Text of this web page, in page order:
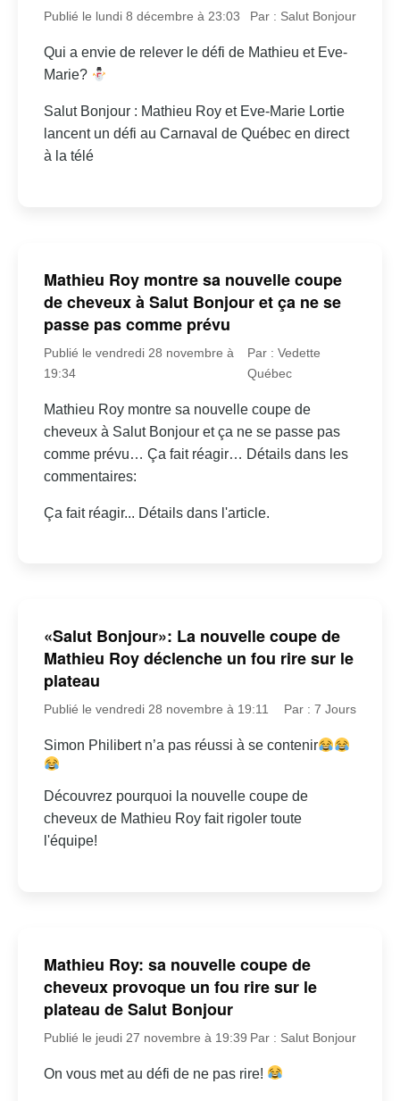
Publié le lundi 8 décembre à 23:03 Par : Salut Bonjour
Qui a envie de relever le défi de Mathieu et Eve-
Marie?
Salut Bonjour : Mathieu Roy et Eve-Marie Lortie
lancent un défi au Carnaval de Québec en direct
à la télé
Mathieu Roy montre sa nouvelle coupe
de cheveux à Salut Bonjour et ça ne se
passe pas comme prévu
Publié le vendredi 28 novembre à
19:34
Par : Vedette
Québec
Mathieu Roy montre sa nouvelle coupe de
cheveux à Salut Bonjour et ça ne se passe pas
comme prévu… Ça fait réagir… Détails dans les
commentaires:
Ça fait réagir... Détails dans l'article.
«Salut Bonjour»: La nouvelle coupe de
Mathieu Roy déclenche un fou rire sur le
plateau
Publié le vendredi 28 novembre à 19:11 Par : 7 Jours
Simon Philibert n’a pas réussi à se contenir
Découvrez pourquoi la nouvelle coupe de
cheveux de Mathieu Roy fait rigoler toute
l'équipe!
Mathieu Roy: sa nouvelle coupe de
cheveux provoque un fou rire sur le
plateau de Salut Bonjour
Publié le jeudi 27 novembre à 19:39 Par : Salut Bonjour
On vous met au défi de ne pas rire!